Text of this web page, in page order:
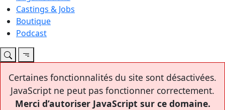
Castings & Jobs
Boutique
Podcast
Certaines fonctionnalités du site sont désactivées.
JavaScript ne peut pas fonctionner correctement.
Merci d’autoriser JavaScript sur ce domaine.